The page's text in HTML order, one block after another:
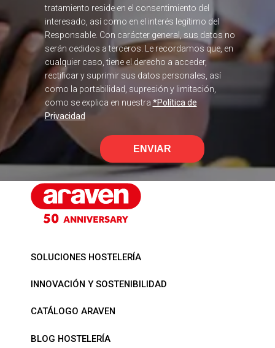
tratamiento reside en el consentimiento del
interesado, así como en el interés legítimo del
Responsable. Con carácter general, sus datos no
serán cedidos a terceros. Le recordamos que, en
cualquier caso, tiene el derecho a acceder,
rectificar y suprimir sus datos personales, así
como la portabilidad, supresión y limitación,
como se explica en nuestra *Política de
Privacidad
ENVIAR
SOLUCIONES HOSTELERÍA
INNOVACIÓN Y SOSTENIBILIDAD
CATÁLOGO ARAVEN
BLOG HOSTELERÍA